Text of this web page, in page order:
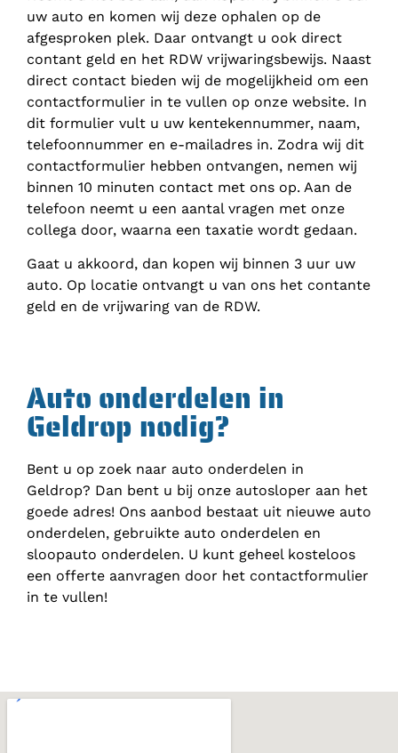
uw auto en komen wij deze ophalen op de
afgesproken plek. Daar ontvangt u ook direct
contant geld en het RDW vrijwaringsbewijs. Naast
direct contact bieden wij de mogelijkheid om een
contactformulier in te vullen op onze website. In
dit formulier vult u uw kentekennummer, naam,
telefoonnummer en e-mailadres in. Zodra wij dit
contactformulier hebben ontvangen, nemen wij
binnen 10 minuten contact met ons op. Aan de
telefoon neemt u een aantal vragen met onze
collega door, waarna een taxatie wordt gedaan.
Gaat u akkoord, dan kopen wij binnen 3 uur uw
auto. Op locatie ontvangt u van ons het contante
geld en de vrijwaring van de RDW.
Auto onderdelen in
Geldrop nodig?
Bent u op zoek naar auto onderdelen in
Geldrop? Dan bent u bij onze autosloper aan het
goede adres! Ons aanbod bestaat uit nieuwe auto
onderdelen, gebruikte auto onderdelen en
sloopauto onderdelen. U kunt geheel kosteloos
een offerte aanvragen door het contactformulier
in te vullen!